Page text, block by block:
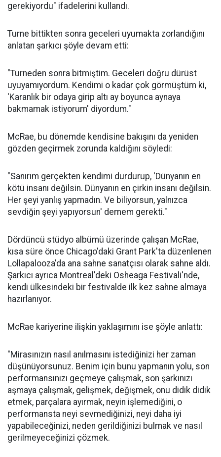
gerekiyordu" ifadelerini kullandı.
Turne bittikten sonra geceleri uyumakta zorlandığını
anlatan şarkıcı şöyle devam etti:
"Turneden sonra bitmiştim. Geceleri doğru dürüst
uyuyamıyordum. Kendimi o kadar çok görmüştüm ki,
'Karanlık bir odaya girip altı ay boyunca aynaya
bakmamak istiyorum' diyordum."
McRae, bu dönemde kendisine bakışını da yeniden
gözden geçirmek zorunda kaldığını söyledi:
"Sanırım gerçekten kendimi durdurup, 'Dünyanın en
kötü insanı değilsin. Dünyanın en çirkin insanı değilsin.
Her şeyi yanlış yapmadın. Ve biliyorsun, yalnızca
sevdiğin şeyi yapıyorsun' demem gerekti."
Dördüncü stüdyo albümü üzerinde çalışan McRae,
kısa süre önce Chicago'daki Grant Park'ta düzenlenen
Lollapalooza'da ana sahne sanatçısı olarak sahne aldı.
Şarkıcı ayrıca Montreal'deki Osheaga Festivali'nde,
kendi ülkesindeki bir festivalde ilk kez sahne almaya
hazırlanıyor.
McRae kariyerine ilişkin yaklaşımını ise şöyle anlattı:
"Mirasınızın nasıl anılmasını istediğinizi her zaman
düşünüyorsunuz. Benim için bunu yapmanın yolu, son
performansınızı geçmeye çalışmak, son şarkınızı
aşmaya çalışmak, gelişmek, değişmek, onu didik didik
etmek, parçalara ayırmak, neyin işlemediğini, o
performansta neyi sevmediğinizi, neyi daha iyi
yapabileceğinizi, neden gerildiğinizi bulmak ve nasıl
gerilmeyeceğinizi çözmek.